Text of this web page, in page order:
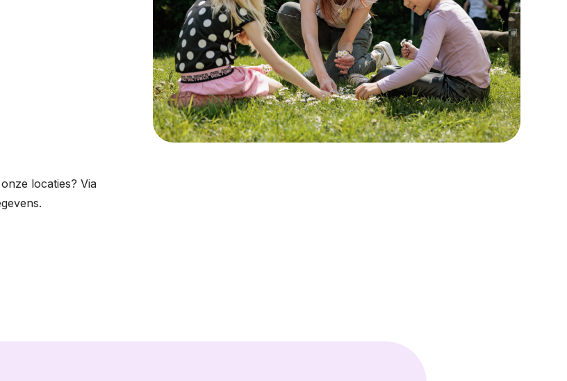
locaties? Via